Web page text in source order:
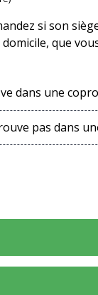
si son
que
dans une
pas dans